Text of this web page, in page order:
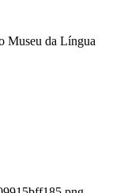
Museu da Língua